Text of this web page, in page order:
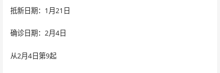
抵新日期：1月21日
确诊日期：2月4日
从2月4日第9起